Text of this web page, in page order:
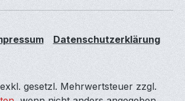
Datenschutzerklärung
gesetzl. Mehrwertsteuer zzgl.